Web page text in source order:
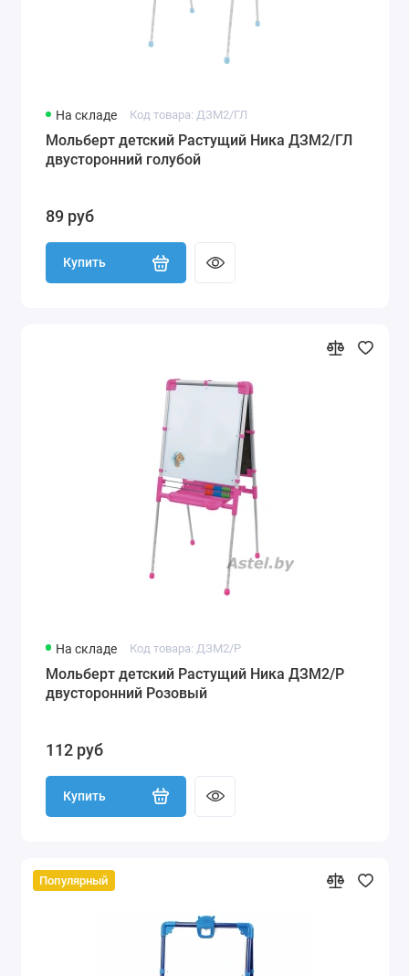
На складе Код товара: ДЗМ2/ГЛ
Мольберт детский Растущий Ника ДЗМ2/ГЛ
двусторонний голубой
89 руб
Купить
На складе Код товара: ДЗМ2/Р
Мольберт детский Растущий Ника ДЗМ2/Р
двусторонний Розовый
112 руб
Купить
Популярный